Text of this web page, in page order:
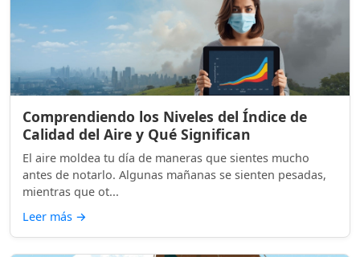
Comprendiendo los Niveles del Índice de
Calidad del Aire y Qué Significan
El aire moldea tu día de maneras que sientes mucho
antes de notarlo. Algunas mañanas se sienten pesadas,
mientras que ot...
Leer más →